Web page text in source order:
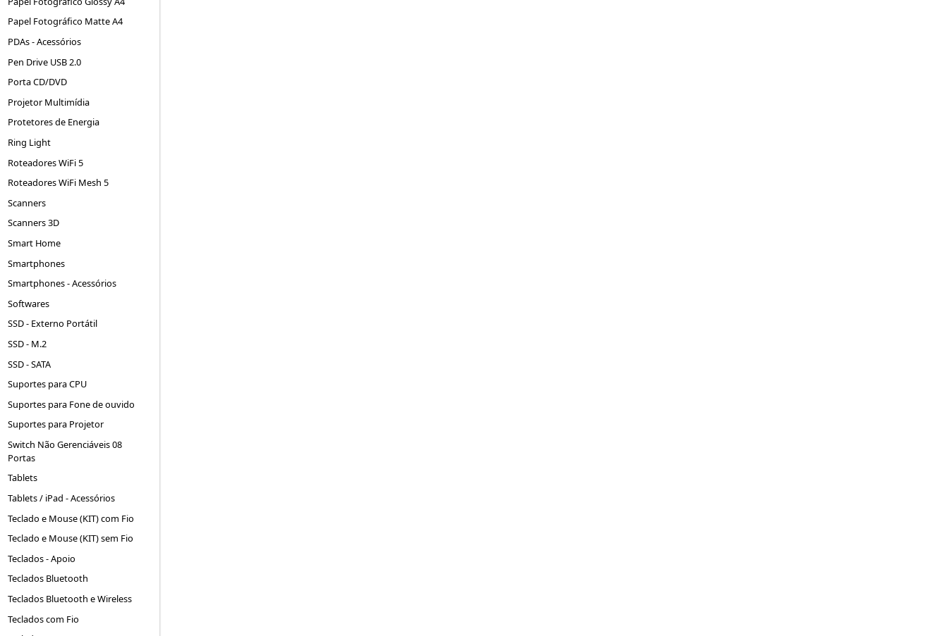
Papel Fotográfico Matte A4
PDAs - Acessórios
Pen Drive USB 2.0
Porta CD/DVD
Projetor Multimídia
Protetores de Energia
Ring Light
Roteadores WiFi 5
Roteadores WiFi Mesh 5
Scanners
Scanners 3D
Smart Home
Smartphones
Smartphones - Acessórios
Softwares
SSD - Externo Portátil
SSD - M.2
SSD - SATA
Suportes para CPU
Suportes para Fone de ouvido
Suportes para Projetor
Switch Não Gerenciáveis 08
Portas
Tablets
Tablets / iPad - Acessórios
Teclado e Mouse (KIT) com Fio
Teclado e Mouse (KIT) sem Fio
Teclados - Apoio
Teclados Bluetooth
Teclados Bluetooth e Wireless
Teclados com Fio